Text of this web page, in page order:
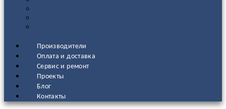
Производители
Оплата и доставка
Сервис и ремонт
Проекты
Блог
Контакты